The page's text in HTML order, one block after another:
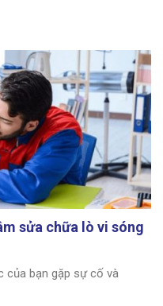
sửa chữa lò vi sóng
của bạn gặp sự cố và